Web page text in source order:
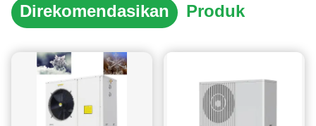
Direkomendasikan Produk